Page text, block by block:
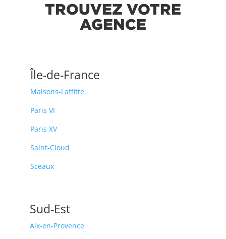
TROUVEZ VOTRE
AGENCE
Île-de-France
Maisons-Laffitte
Paris VI
Paris XV
Saint-Cloud
Sceaux
Sud-Est
Aix-en-Provence